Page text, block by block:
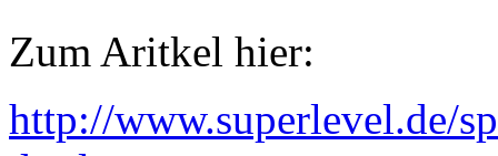
Zum Aritkel hier:
http://www.superlevel.de/